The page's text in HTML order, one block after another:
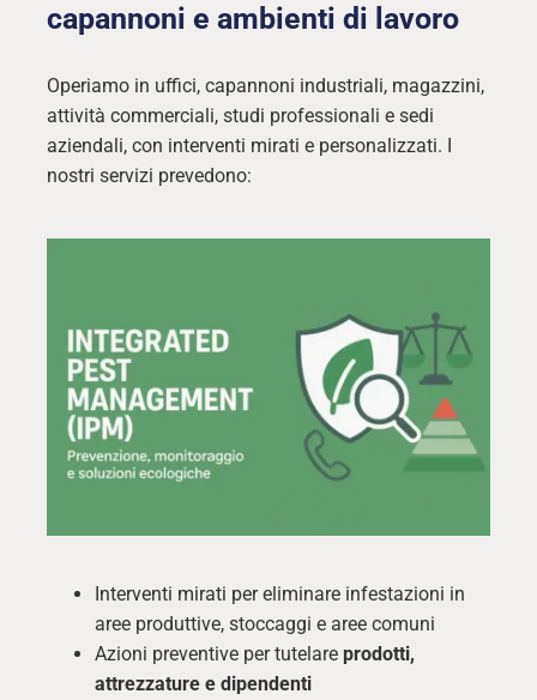
capannoni e ambienti di lavoro
Operiamo in uffici, capannoni industriali, magazzini,
attività commerciali, studi professionali e sedi
aziendali, con interventi mirati e personalizzati. I
nostri servizi prevedono:
Interventi mirati per eliminare infestazioni in
aree produttive, stoccaggi e aree comuni
Azioni preventive per tutelare prodotti,
attrezzature e dipendenti